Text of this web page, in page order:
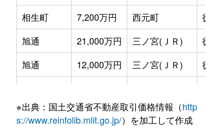
相生町
7,200万円 西元町
徒
旭通
21,000万円 三ノ宮(ＪＲ)
徒
旭通
12,000万円 三ノ宮(ＪＲ)
徒
旭通
4,200万円 三ノ宮(ＪＲ)
※出典：国土交通省不動産取引価格情報（http
s://www.reinfolib.mlit.go.jp/）を加工して作成